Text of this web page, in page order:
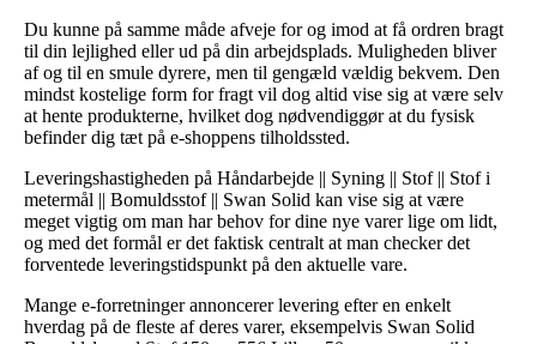
Du kunne på samme måde afveje for og imod at få ordren bragt
til din lejlighed eller ud på din arbejdsplads. Muligheden bliver
af og til en smule dyrere, men til gengæld vældig bekvem. Den
mindst kostelige form for fragt vil dog altid vise sig at være selv
at hente produkterne, hvilket dog nødvendiggør at du fysisk
befinder dig tæt på e-shoppens tilholdssted.
Leveringshastigheden på Håndarbejde || Syning || Stof || Stof i
metermål || Bomuldsstof || Swan Solid kan vise sig at være
meget vigtig om man har behov for dine nye varer lige om lidt,
og med det formål er det faktisk centralt at man checker det
forventede leveringstidspunkt på den aktuelle vare.
Mange e-forretninger annoncerer levering efter en enkelt
hverdag på de fleste af deres varer, eksempelvis Swan Solid